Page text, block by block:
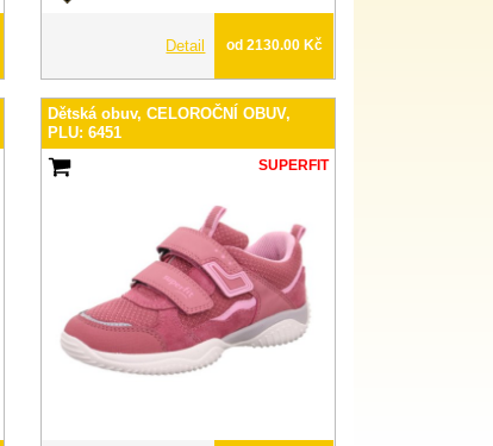
Detail od 2130.00 Kč
Dětská obuv, CELOROČNÍ OBUV,
PLU: 6451
SUPERFIT